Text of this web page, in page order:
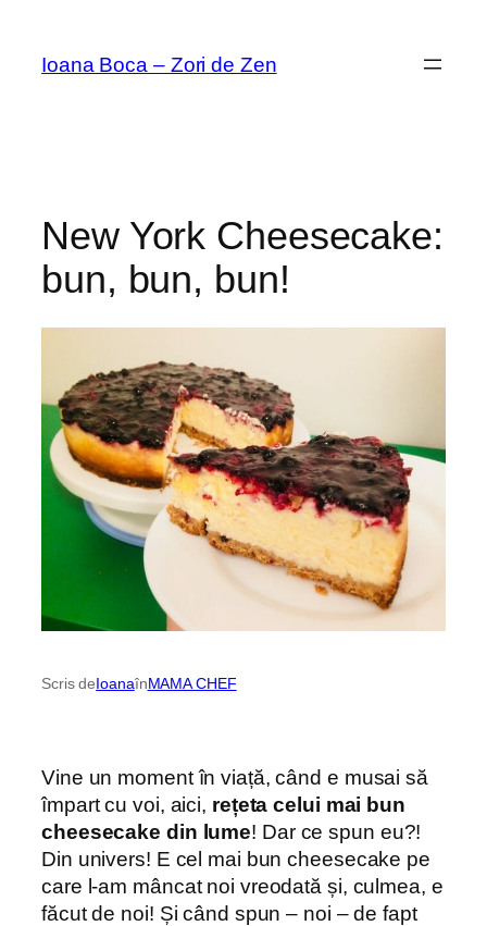
conținut
Ioana Boca – Zori de Zen
New York Cheesecake:
bun, bun, bun!
Scris deIoanaînMAMA CHEF
Vine un moment în viață, când e musai să
împart cu voi, aici, rețeta celui mai bun
cheesecake din lume! Dar ce spun eu?!
Din univers! E cel mai bun cheesecake pe
care l-am mâncat noi vreodată și, culmea, e
făcut de noi! Și când spun – noi – de fapt